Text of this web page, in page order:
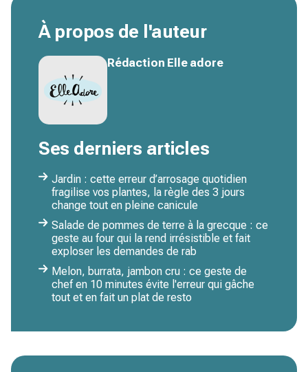
À propos de l'auteur
Rédaction Elle adore
Ses derniers articles
Jardin : cette erreur d’arrosage quotidien
fragilise vos plantes, la règle des 3 jours
change tout en pleine canicule
Salade de pommes de terre à la grecque : ce
geste au four qui la rend irrésistible et fait
exploser les demandes de rab
Melon, burrata, jambon cru : ce geste de
chef en 10 minutes évite l'erreur qui gâche
tout et en fait un plat de resto